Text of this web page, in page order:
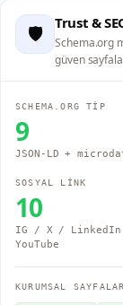
🛡️ Trust &
Schema.org
güven
SCHEMA.ORG TİP
9
JSON-LD +
SOSYAL LİNK
10
IG / X /
YouTube
KURUMSAL SAYFALAR